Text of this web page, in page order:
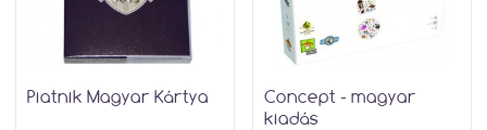
Piatnik Magyar Kártya
Concept - magyar
kiadás